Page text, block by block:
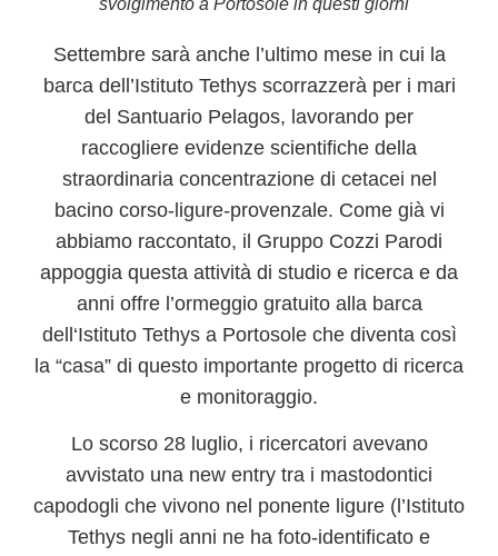
Settembre sarà anche l’ultimo mese in cui la
barca dell’Istituto Tethys scorrazzerà per i mari
del Santuario Pelagos, lavorando per
raccogliere evidenze scientifiche della
straordinaria concentrazione di cetacei nel
bacino corso-ligure-provenzale. Come già vi
abbiamo raccontato, il Gruppo Cozzi Parodi
appoggia questa attività di studio e ricerca e da
anni offre l’ormeggio gratuito alla barca
dell‘Istituto Tethysa Portosoleche diventa così
la “casa” di questo importante progetto di ricerca
e monitoraggio.
Lo scorso 28 luglio, i ricercatori avevano
avvistato una new entry tra i mastodontici
capodogli che vivono nel ponente ligure (l’Istituto
Tethys negli anni ne ha foto-identificato e